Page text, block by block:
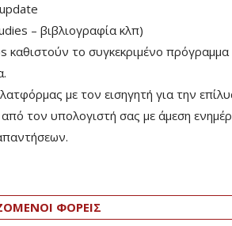
– βιβλιογραφία κλπ)
το συγκεκριμένο πρόγραμμα
με τον εισηγητή για την
τον υπολογιστή σας με άμεση
ΦΟΡΕΙΣ